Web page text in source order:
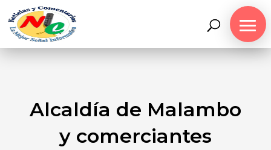
Alcaldía de Malambo
y comerciantes